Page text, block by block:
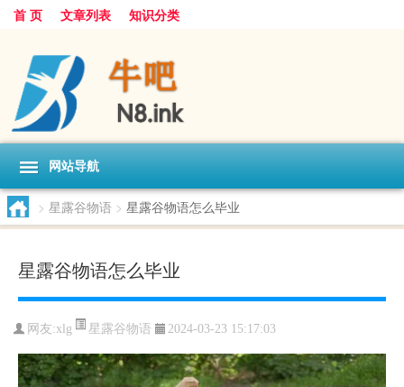
首 页 文章列表 知识分类
网站导航
> 星露谷物语 > 星露谷物语怎么毕业
星露谷物语怎么毕业
网友:xlg 星露谷物语 2024-03-23 15:17:03